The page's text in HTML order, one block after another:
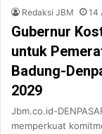
Redaksi JBM 14
Gubernur
untuk
Badung-
2029
Jbm.co.id-
memperkuat